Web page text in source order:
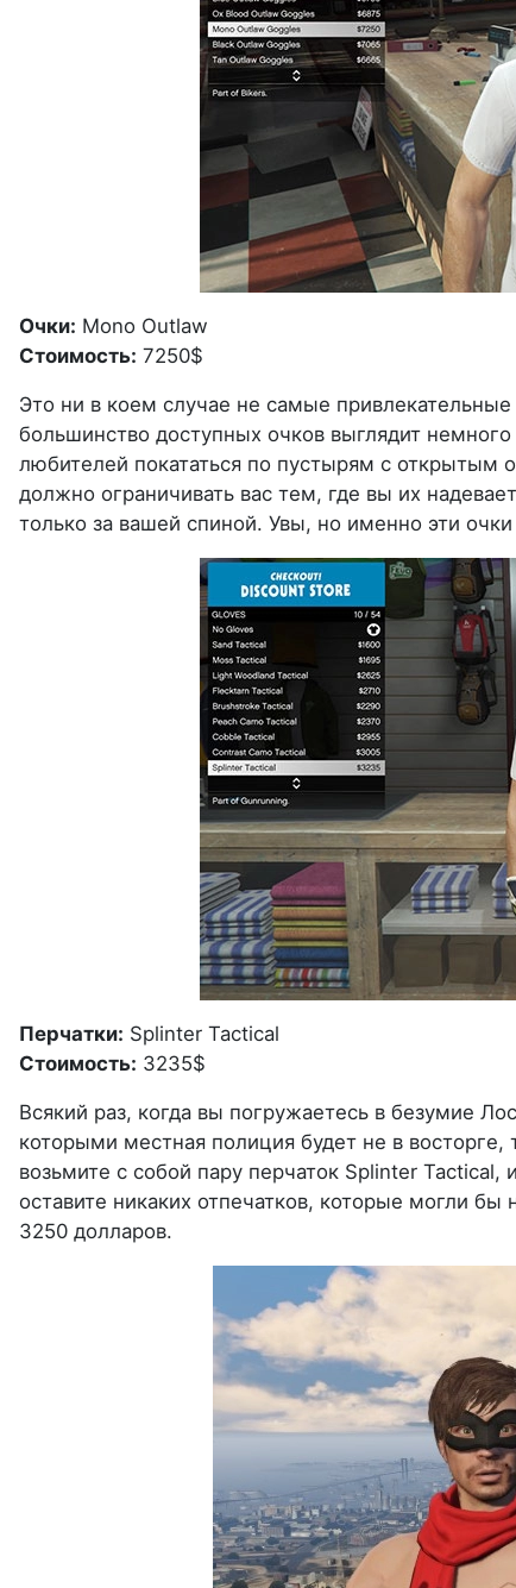
Очки: Mono Outlaw
Стоимость: 7250$
Это ни в коем случае не самые
большинство доступных очков выглядит
любителей покататься по пустырям с открытым
должно ограничивать вас тем, где вы их
только за вашей спиной. Увы, но именно эти
Перчатки: Splinter Tactical
Стоимость: 3235$
Всякий раз, когда вы погружаетесь в безумие
которыми местная полиция будет не в
возьмите с собой пару перчаток Splinter
оставите никаких отпечатков, которые могли бы
3250 долларов.